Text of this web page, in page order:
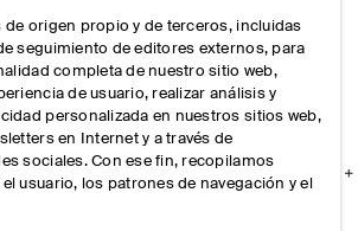
de origen propio y de terceros, incluidas
seguimiento de editores externos, para
completa de nuestro sitio web,
de usuario, realizar análisis y
personalizada en nuestros sitios web,
en Internet y a través de
sociales. Con ese fin, recopilamos
usuario, los patrones de navegación y el